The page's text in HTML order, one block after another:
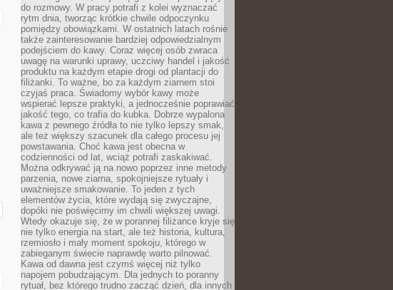
do rozmowy. W pracy potrafi z kolei wyznaczać
rytm dnia, tworząc krótkie chwile odpoczynku
pomiędzy obowiązkami. W ostatnich latach rośnie
także zainteresowanie bardziej odpowiedzialnym
podejściem do kawy. Coraz więcej osób zwraca
uwagę na warunki uprawy, uczciwy handel i jakość
produktu na każdym etapie drogi od plantacji do
filiżanki. To ważne, bo za każdym ziarnem stoi
czyjaś praca. Świadomy wybór kawy może
wspierać lepsze praktyki, a jednocześnie poprawiać
jakość tego, co trafia do kubka. Dobrze wypalona
kawa z pewnego źródła to nie tylko lepszy smak,
ale też większy szacunek dla całego procesu jej
powstawania. Choć kawa jest obecna w
codzienności od lat, wciąż potrafi zaskakiwać.
Można odkrywać ją na nowo poprzez inne metody
parzenia, nowe ziarna, spokojniejsze rytuały i
uważniejsze smakowanie. To jeden z tych
elementów życia, które wydają się zwyczajne,
dopóki nie poświęcimy im chwili większej uwagi.
Wtedy okazuje się, że w porannej filiżance kryje się
nie tylko energia na start, ale też historia, kultura,
rzemiosło i mały moment spokoju, którego w
zabieganym świecie naprawdę warto pilnować.
Kawa od dawna jest czymś więcej niż tylko
napojem pobudzającym. Dla jednych to poranny
rytuał, bez którego trudno zacząć dzień, dla innych